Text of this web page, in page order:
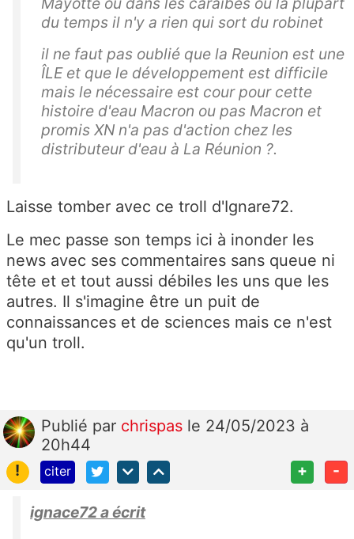
du temps il n'y a rien qui sort du robinet
il ne faut pas oublié que la Reunion est une
ÎLE et que le développement est difficile
mais le nécessaire est cour pour cette
histoire d'eau Macron ou pas Macron et
promis XN n'a pas d'action chez les
distributeur d'eau à La Réunion ?.
Laisse tomber avec ce troll d'Ignare72.
Le mec passe son temps ici à inonder les
news avec ses commentaires sans queue ni
tête et et tout aussi débiles les uns que les
autres. Il s'imagine être un puit de
connaissances et de sciences mais ce n'est
qu'un troll.
Publié par chrispas le 24/05/2023 à
20h44
!
citer + -
ignace72 a écrit